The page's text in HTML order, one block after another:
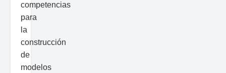
competencias
para
la
construcción
de
modelos